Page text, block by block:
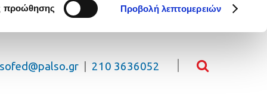
προώθησης Προβολή λεπτομερειών
210 3636052